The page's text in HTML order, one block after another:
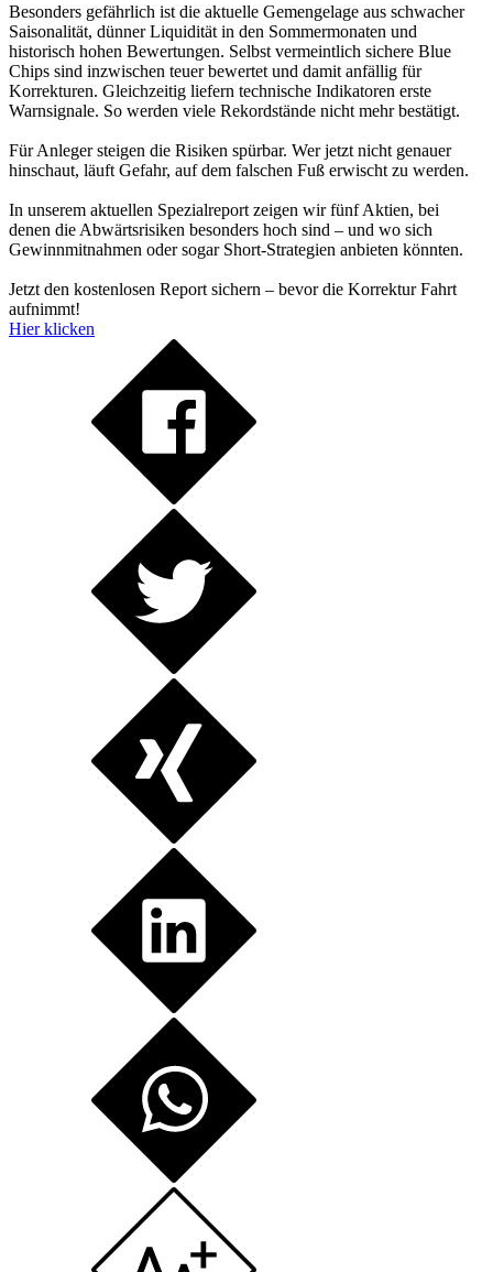
Besonders gefährlich ist die aktuelle Gemengelage aus schwacher
Saisonalität, dünner Liquidität in den Sommermonaten und
historisch hohen Bewertungen. Selbst vermeintlich sichere Blue
Chips sind inzwischen teuer bewertet und damit anfällig für
Korrekturen. Gleichzeitig liefern technische Indikatoren erste
Warnsignale. So werden viele Rekordstände nicht mehr bestätigt.
Für Anleger steigen die Risiken spürbar. Wer jetzt nicht genauer
hinschaut, läuft Gefahr, auf dem falschen Fuß erwischt zu werden.
In unserem aktuellen Spezialreport zeigen wir fünf Aktien, bei
denen die Abwärtsrisiken besonders hoch sind – und wo sich
Gewinnmitnahmen oder sogar Short-Strategien anbieten könnten.
Jetzt den kostenlosen Report sichern – bevor die Korrektur Fahrt
aufnimmt!
Hier klicken